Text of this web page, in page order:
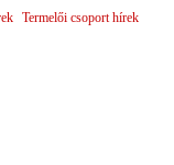
Termelői csoport hírek